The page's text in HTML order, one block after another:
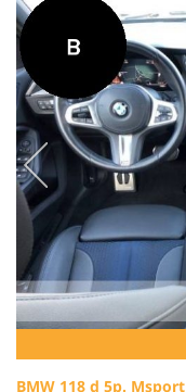
BMW 118 d 5p. Msport